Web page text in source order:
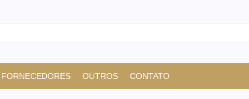
FORNECEDORES OUTROS CONTATO